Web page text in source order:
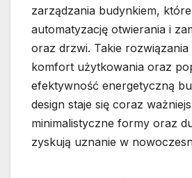
zarządzania budynkiem,
automatyzację otwierania i
oraz drzwi. Takie rozwiązania
komfort użytkowania oraz
efektywność energetyczną
design staje się coraz
minimalistyczne formy oraz
zyskują uznanie w